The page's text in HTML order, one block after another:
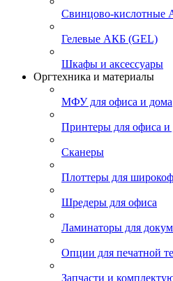
Свинцово-кислотные
Гелевые АКБ (GEL)
Шкафы и аксессуары
Оргтехника и материалы
МФУ для офиса и дома
Принтеры для офиса и
Сканеры
Плоттеры для
Шредеры для офиса
Ламинаторы для
Опции для печатной
Запчасти и